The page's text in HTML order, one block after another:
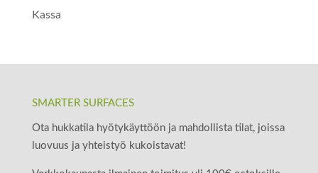
Kassa
SMARTER SURFACES
Ota hukkatila hyötykäyttöön ja mahdollista tilat, joissa
luovuus ja yhteistyö kukoistavat!